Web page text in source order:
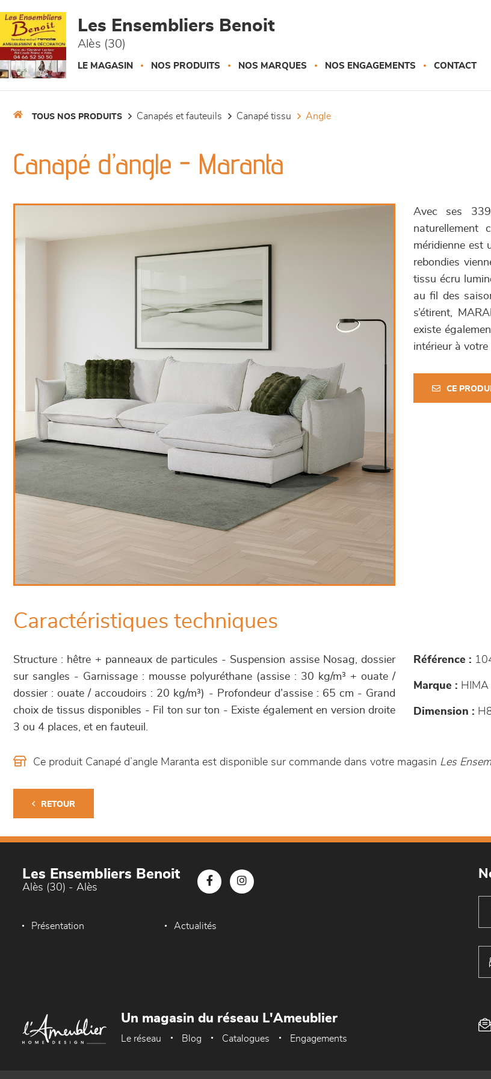
Les Ensembliers Benoit
Alès (30)
LE MAGASIN NOS PRODUITS NOS MARQUES NOS ENGAGEMENTS CONTACT
TOUS NOS PRODUITS canapés et fauteuils canapé tissu angle
Canapé d’angle - Maranta
Avec ses
naturellement
méridienne est
rebondies
tissu écru
au fil des
s’étirent,
existe
intérieur à votre
CE
Caractéristiques techniques
Structure : hêtre + panneaux de particules - Suspension assise Nosag, dossier
sur sangles - Garnissage : mousse polyuréthane (assise : 30 kg/m³ + ouate /
dossier : ouate / accoudoirs : 20 kg/m³) - Profondeur d’assise : 65 cm - Grand
choix de tissus disponibles - Fil ton sur ton - Existe également en version droite
3 ou 4 places, et en fauteuil.
Référence :
Marque : HIMA
Dimension :
Ce produit Canapé d’angle Maranta est disponible sur commande dans votre magasin Les
RETOUR
Les Ensembliers Benoit
Alès (30) - Alès
Présentation Actualités
Un magasin du réseau L'Ameublier
Le réseau Blog Catalogues Engagements